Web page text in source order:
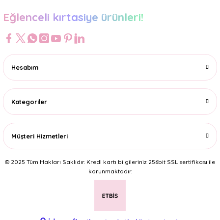
Eğlenceli kırtasiye ürünleri!
Hesabım
Kategoriler
Müşteri Hizmetleri
© 2025 Tüm Hakları Saklıdır. Kredi kartı bilgileriniz 256bit SSL sertifikası ile
korunmaktadır.